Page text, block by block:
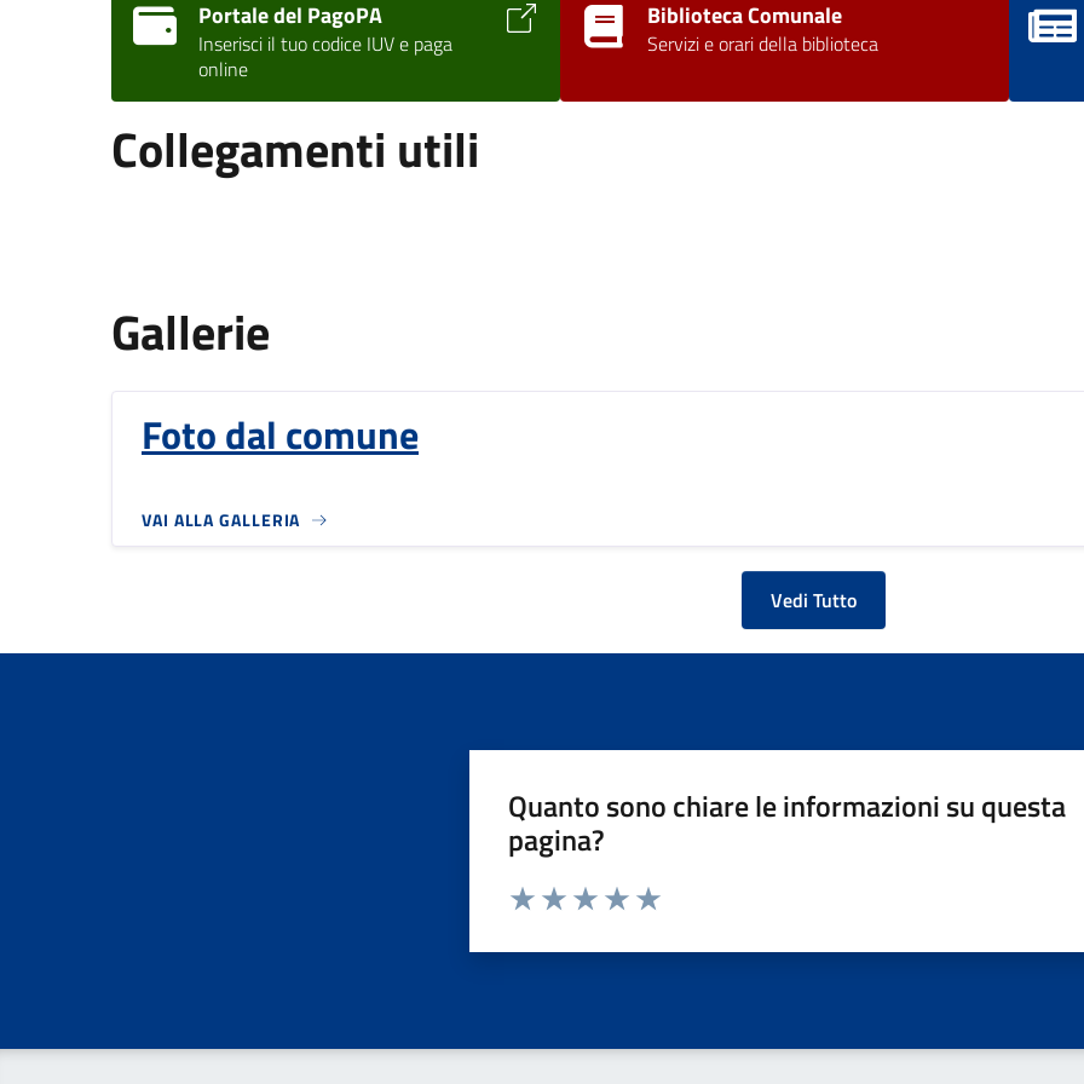
Portale del PagoPA
Inserisci il tuo codice IUV e paga
online
Biblioteca Comunale
Servizi e orari della biblioteca
Collegamenti utili
Gallerie
Foto dal comune
VAI ALLA GALLERIA
Vedi Tutto
Quanto sono chiare le informazioni su questa
pagina?
Valuta da 1 a 5 stelle la pagina